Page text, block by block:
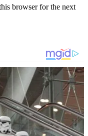
browser for the next